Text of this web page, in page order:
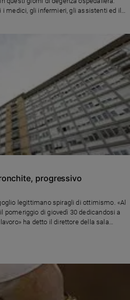
i medici, gli infermieri, gli assistenti ed il
progressivo
legittimano spiragli di ottimismo. «Al
pomeriggio di giovedì 30 dedicandosi a
ha detto il direttore della sala
gli specialisti, «sulla base del
Battista Re, la Pasqua